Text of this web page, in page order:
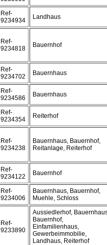
Ref-
9234934
Landhaus
Ref-
9234818
Bauernhof
Ref-
9234702
Bauernhaus
Ref-
9234586
Bauernhaus
Ref-
9234354
Reiterhof
Ref-
9234238
Bauernhaus, Bauernhof,
Reitanlage, Reiterhof
Ref-
9234122
Bauernhof
Ref-
9234006
Bauernhaus, Bauernhof,
Muehle, Schloss
Ref-
9233890
Aussiedlerhof,
Bauernhof,
Einfamilienhaus,
Gewerbeimmobilie,
Landhaus, Reiterhof